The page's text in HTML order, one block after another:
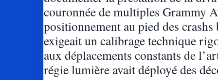
couronnée de multiples Grammy
positionnement au pied des
exigeait un calibrage technique
aux déplacements constants de
régie lumière avait déployé des